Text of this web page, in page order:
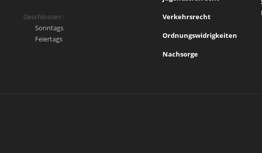
Geschlossen :
Sonntags
Feiertags
Verkehrsrecht
Ordnungswidrigkeiten
Nachsorge